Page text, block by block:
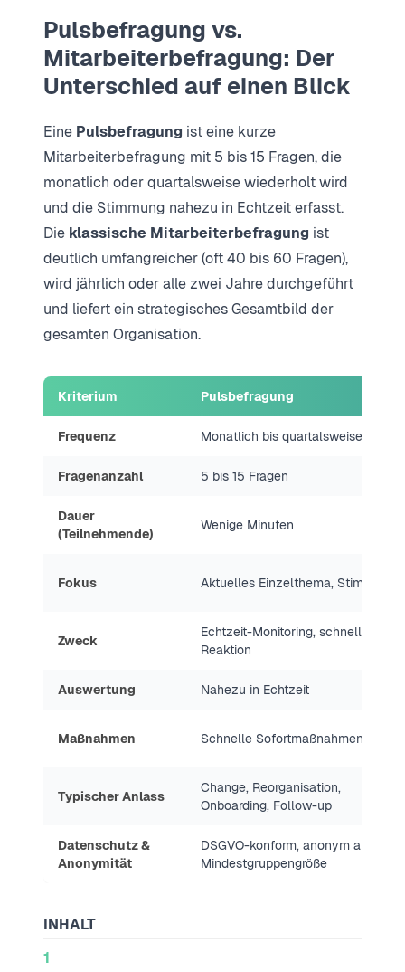
Pulsbefragung vs.
Mitarbeiterbefragung: Der
Unterschied auf einen Blick
Eine Pulsbefragung ist eine kurze
Mitarbeiterbefragung mit 5 bis 15 Fragen, die
monatlich oder quartalsweise wiederholt wird
und die Stimmung nahezu in Echtzeit erfasst.
Die klassische Mitarbeiterbefragung ist
deutlich umfangreicher (oft 40 bis 60 Fragen),
wird jährlich oder alle zwei Jahre durchgeführt
und liefert ein strategisches Gesamtbild der
gesamten Organisation.
Kriterium Pulsbefragung
Frequenz Monatlich bis quartalsweise
Fragenanzahl 5 bis 15 Fragen
Dauer
(Teilnehmende)
Wenige Minuten
Fokus Aktuelles Einzelthema, Stimmung
Zweck
Echtzeit-Monitoring, schnelle
Reaktion
Auswertung Nahezu in Echtzeit
Maßnahmen Schnelle Sofortmaßnahmen
Typischer Anlass
Change, Reorganisation,
Onboarding, Follow-up
Datenschutz &
Anonymität
DSGVO-konform, anonym ab
Mindestgruppengröße
INHALT